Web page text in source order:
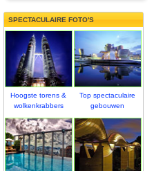
SPECTACULAIRE FOTO'S
Hoogste torens &
wolkenkrabbers
Top spectaculaire
gebouwen